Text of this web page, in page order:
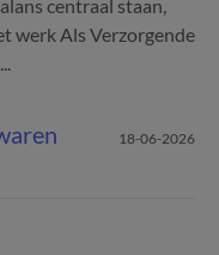
centraal staan,
werk Als Verzorgende
18-06-2026